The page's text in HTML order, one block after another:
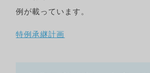
例が載っています。
特例承継計画